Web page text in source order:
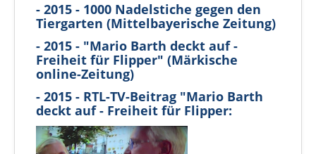
- 2015 - 1000 Nadelstiche gegen den
Tiergarten (Mittelbayerische Zeitung)
- 2015 - "Mario Barth deckt auf -
Freiheit für Flipper" (Märkische
online-Zeitung)
- 2015 - RTL-TV-Beitrag "Mario Barth
deckt auf - Freiheit für Flipper: